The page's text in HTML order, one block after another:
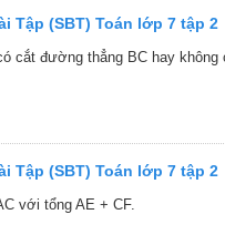
Tập (SBT) Toán lớp 7 tập 2
cắt đường thẳng BC hay không
Tập (SBT) Toán lớp 7 tập 2
với tổng AE + CF.